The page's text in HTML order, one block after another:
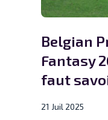
Belgian
Fantasy
faut
21 Juil 2025